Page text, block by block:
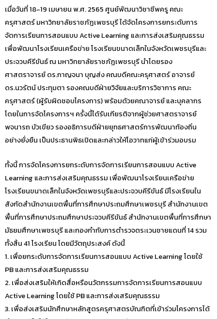
เมื่อวันที่ 18-19 เมษายน พ.ศ. 2565 ศูนย์พัฒนาวิชาชีพครู คณะ
ครุศาสตร์ มหาวิทยาลัยราชภัฏเพชรบุรี ได้จัดโครงการยกระดับการ
จัดการเรียนการสอนแบบ Active Learning และการส่งเสริมคุณธรรม
เพื่อพัฒนาโรงเรียนเครือข่าย โรงเรียนขนาดเล็กในจังหวัดเพชรบุรีและ
ประจวบคีรีขันธ์ ณ มหาวิทยาลัยราชภัฏเพชรบุรี นำโดยรอง
ศาสตราจารย์ ดร.กาญจนา บุญส่ง คณบดีคณะครุศาสตร์ อาจารย์
ดร.นวรัตน์ ประทุมตา รองคณบดีฝ่ายวิจัยและบริการวิชาการ คณะ
ครุศาสตร์ (ผู้รับผิดชอบโครงการ) พร้อมด้วยคณาจารย์ และบุคลากร
โดยในการจัดโครงการฯ ครั้งนี้ได้รับเกียรติจากผู้ช่วยศาสตราจารย์
พจนารถ บัวเขียว รองอธิการบดีฝ่ายยุทธศาสตร์การพัฒนาท้องถิ่น
อย่างยั่งยืน เป็นประธานพิธเปิดและกล่าวให้โอวาทแก่ผู้เข้าร่วมอบรม
ทั้งนี้ การจัดโครงการยกระดับการจัดการเรียนการสอนแบบ Active
Learning และการส่งเสริมคุณธรรม เพื่อพัฒนาโรงเรียนเครือข่าย
โรงเรียนขนาดเล็กในจังหวัดเพชรบุรีและประจวบคีรีขันธ์ มีโรงเรียนใน
สังกัดสำนักงานเขตพื้นที่การศึกษาประถมศึกษาเพชรบุรี สำนักงานเขต
พื้นที่การศึกษาประถมศึกษาประจวบคีรีขันธ์ สำนักงานเขตพื้นที่การศึกษา
มัธยมศึกษาเพชรบุรี และกองกำกับการตำรวจตระเวนชายแดนที่ 14 รวม
ทั้งสิ้น 41 โรงเรียน โดยมีวัตถุประสงค์ ดังนี้
1. เพื่อยกระดับการจัดการเรียนการสอนแบบ Active Learning โดยใช้
PB และการส่งเสริมคุณธรรม
2. เพื่อส่งเสริมให้เกิดสื่อหรือนวัตกรรมการจัดการเรียนการสอนแบบ
Active Learning โดยใช้ PB และการส่งเสริมคุณธรรม
3. เพื่อส่งเสริมนักศึกษาหลักสูตรครุศาสตรบัณฑิตที่เข้าร่วมโครงการได้